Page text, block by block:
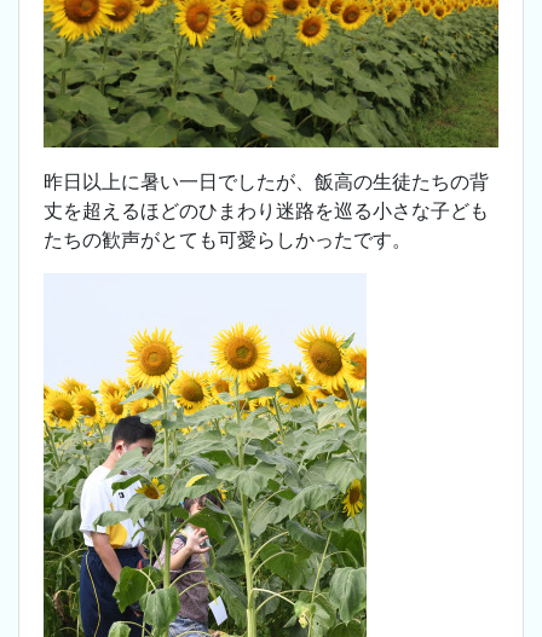
昨日以上に暑い一日でしたが、飯高の生徒たちの背
丈を超えるほどのひまわり迷路を巡る小さな子ども
たちの歓声がとても可愛らしかったです。